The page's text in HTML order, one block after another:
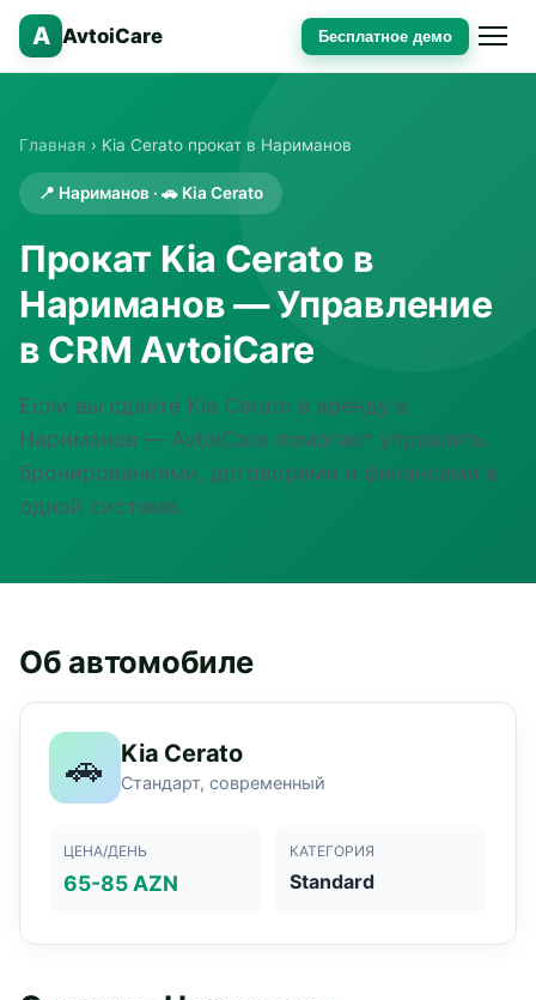
A AvtoiCare Бесплатное демо
Главная › Kia Cerato прокат в Нариманов
📍 Нариманов · 🚗 Kia Cerato
Прокат Kia Cerato в
Нариманов — Управление
в CRM AvtoiCare
Если вы сдаёте Kia Cerato в аренду в
Нариманов — AvtoiCare помогает управлять
бронированиями, договорами и финансами в
одной системе.
Об автомобиле
🚗 Kia Cerato
Стандарт, современный
ЦЕНА/ДЕНЬ
65-85 AZN
КАТЕГОРИЯ
Standard